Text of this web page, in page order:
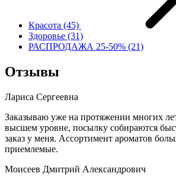
Красота (45)
Здоровье (31)
РАСПРОДАЖА 25-50% (21)
Отзывы
Лариса Сергеевна
Заказываю уже на протяжении многих
высшем уровне, посылку собираются
заказ у меня. Ассортимент ароматов
приемлемые.
Моисеев Дмитрий Александрович